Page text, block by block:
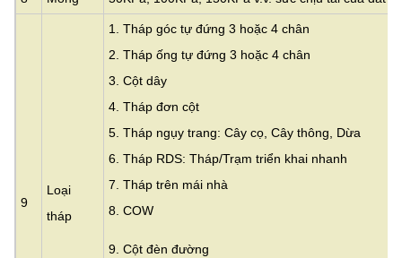
9
Loại
tháp
1. Tháp góc tự đứng 3 hoặc 4 chân
2. Tháp ống tự đứng 3 hoặc 4 chân
3. Cột dây
4. Tháp đơn cột
5. Tháp ngụy trang: Cây cọ, Cây thông, Dừa
6. Tháp RDS: Tháp/Trạm triển khai nhanh
7. Tháp trên mái nhà
8. COW
9. Cột đèn đường